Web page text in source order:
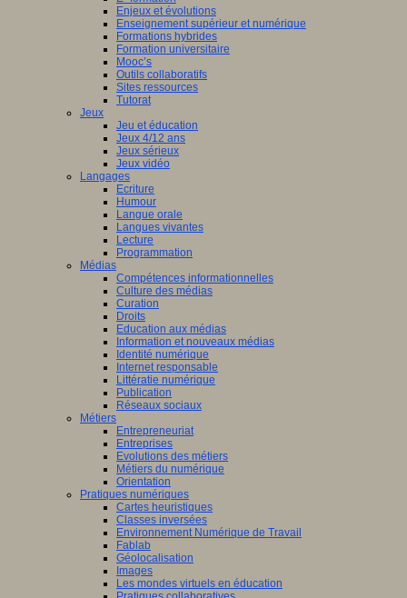
Enjeux et évolutions
Enseignement supérieur et numérique
Formations hybrides
Formation universitaire
Mooc’s
Outils collaboratifs
Sites ressources
Tutorat
Jeux
Jeu et éducation
Jeux 4/12 ans
Jeux sérieux
Jeux vidéo
Langages
Ecriture
Humour
Langue orale
Langues vivantes
Lecture
Programmation
Médias
Compétences informationnelles
Culture des médias
Curation
Droits
Education aux médias
Information et nouveaux médias
Identité numérique
Internet responsable
Littératie numérique
Publication
Réseaux sociaux
Métiers
Entrepreneuriat
Entreprises
Evolutions des métiers
Métiers du numérique
Orientation
Pratiques numériques
Cartes heuristiques
Classes inversées
Environnement Numérique de Travail
Fablab
Géolocalisation
Images
Les mondes virtuels en éducation